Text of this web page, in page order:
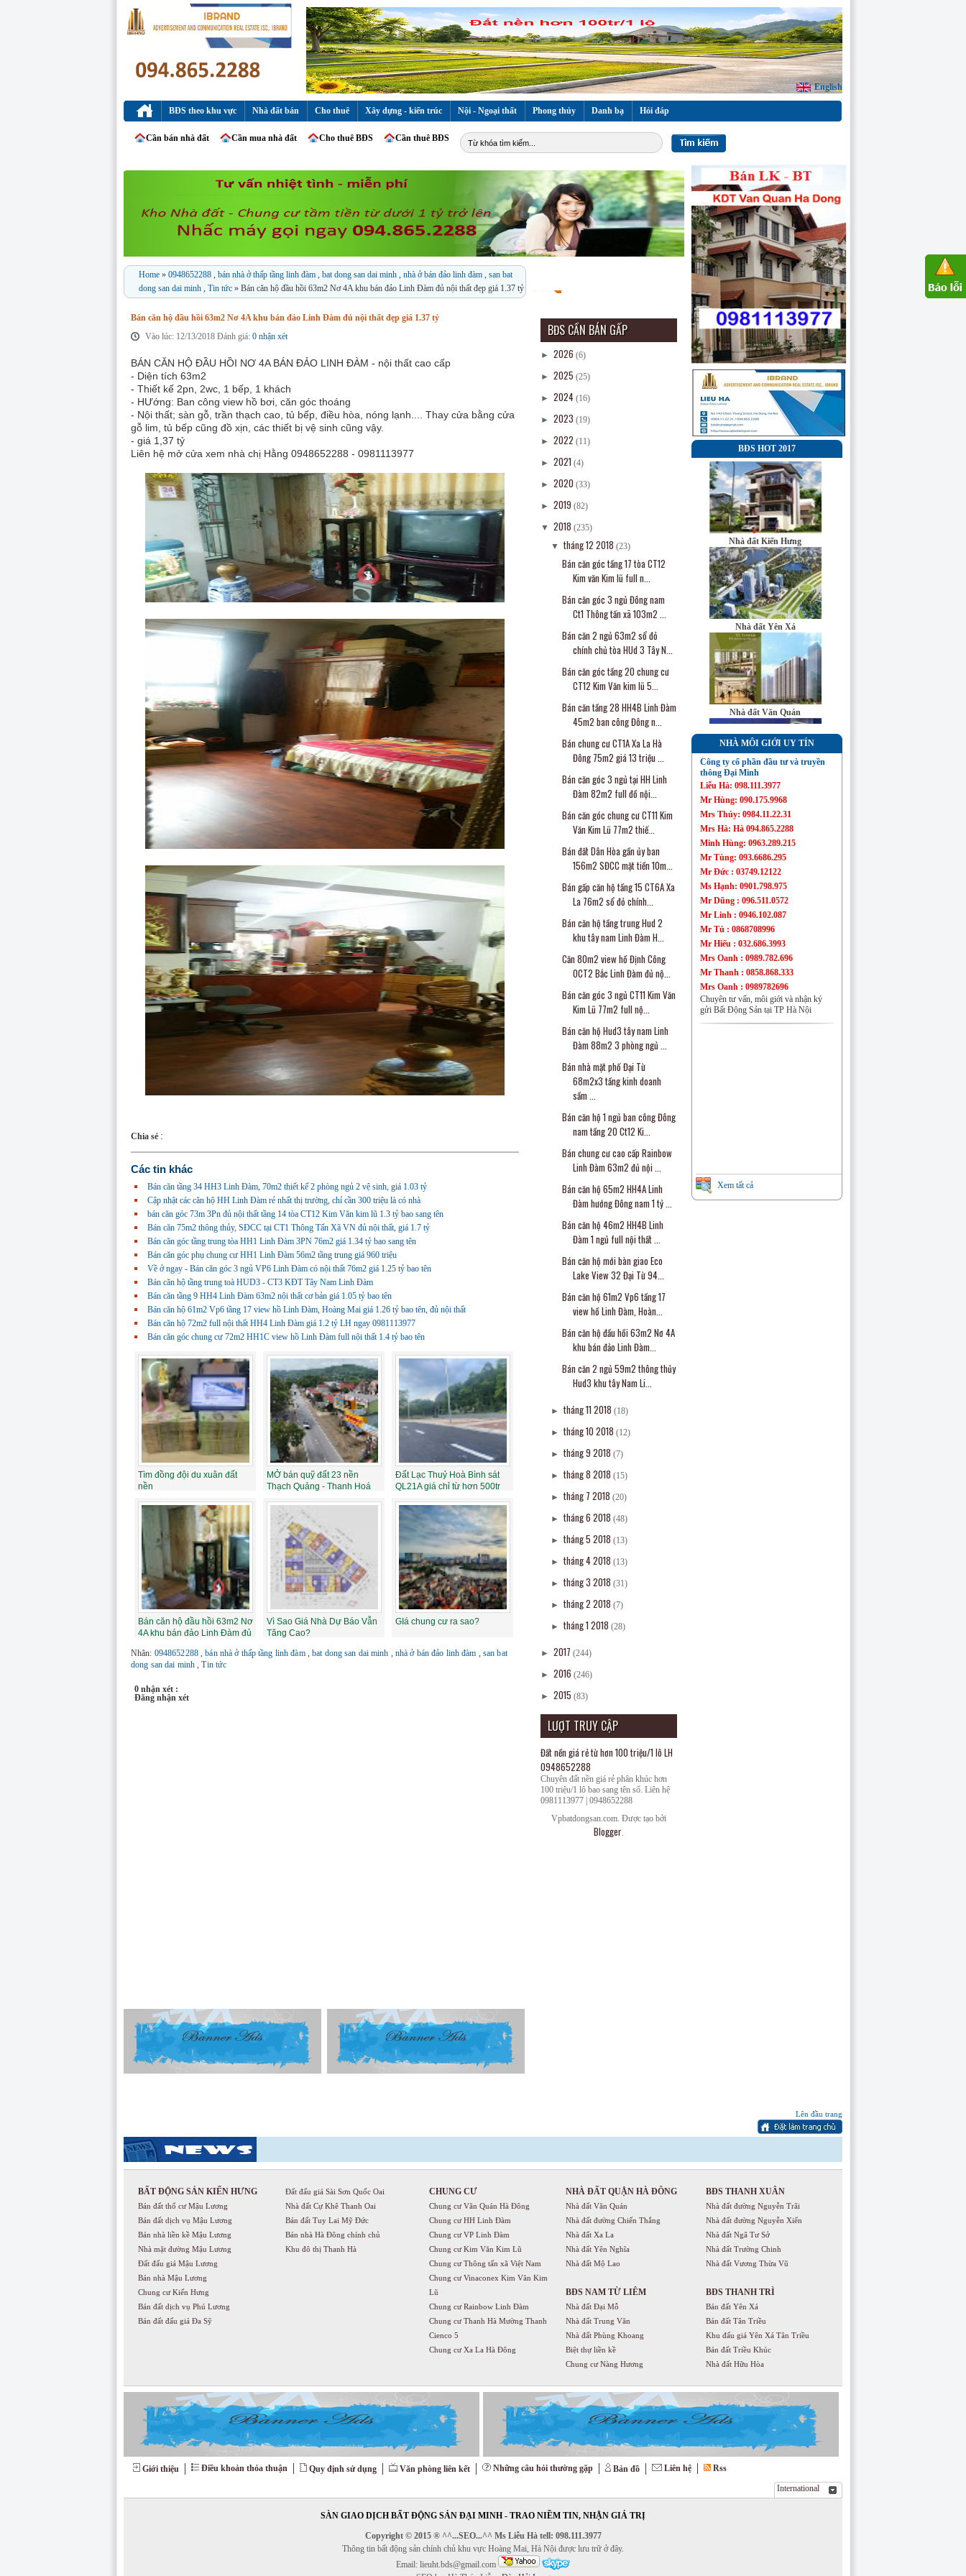
English
BĐS theo khu vực Nhà đất bán Cho thuê Xây dựng - kiến trúc Nội - Ngoại thất Phong thủy Danh bạ Hỏi đáp
Cần bán nhà đất Cần mua nhà đất Cho thuê BĐS Cần thuê BĐS
Home » 0948652288 , bán nhà ở thấp tầng linh đàm , bat dong san dai minh , nhà ở bán đảo linh đàm , san bat
dong san dai minh , Tin tức » Bán căn hộ đầu hồi 63m2 Nơ 4A khu bán đảo Linh Đàm đủ nội thất đẹp giá 1.37 tỷ
Bán căn hộ đầu hồi 63m2 Nơ 4A khu bán đảo Linh Đàm đủ nội thất đẹp giá 1.37 tỷ
Vào lúc: 12/13/2018 Đánh giá: 0 nhận xét
BÁN CĂN HỘ ĐẦU HỒI NƠ 4A BÁN ĐẢO LINH ĐÀM - nội thất cao cấp
- Diện tích 63m2
- Thiết kế 2pn, 2wc, 1 bếp, 1 khách
- HƯớng: Ban công view hồ bơi, căn góc thoáng
- Nội thất; sàn gỗ, trần thạch cao, tủ bếp, điều hòa, nóng lạnh.... Thay cửa bằng cửa
gỗ lim, tủ bếp cũng đồ xịn, các thiết bị vệ sinh cũng vậy.
- giá 1,37 tỷ
Liên hệ mở cửa xem nhà chị Hằng 0948652288 - 0981113977
Chia sẻ :
Các tin khác
Bán căn tầng 34 HH3 Linh Đàm, 70m2 thiết kế 2 phòng ngủ 2 vệ sinh, giá 1.03 tỷ
Cập nhật các căn hộ HH Linh Đàm rẻ nhất thị trường, chỉ cần 300 triệu là có nhà
bán căn góc 73m 3Pn đủ nội thất tầng 14 tòa CT12 Kim Văn kim lũ 1.3 tỷ bao sang tên
Bán căn 75m2 thông thủy, SĐCC tại CT1 Thông Tấn Xã VN đủ nội thất, giá 1.7 tỷ
Bán căn góc tầng trung tòa HH1 Linh Đàm 3PN 76m2 giá 1.34 tỷ bao sang tên
Bán căn góc phụ chung cư HH1 Linh Đàm 56m2 tầng trung giá 960 triệu
Về ở ngay - Bán căn góc 3 ngủ VP6 Linh Đàm có nội thất 76m2 giá 1.25 tỷ bao tên
Bán căn hộ tầng trung toà HUD3 - CT3 KĐT Tây Nam Linh Đàm
Bán căn tầng 9 HH4 Linh Đàm 63m2 nội thất cơ bản giá 1.05 tỷ bao tên
Bán căn hộ 61m2 Vp6 tầng 17 view hồ Linh Đàm, Hoàng Mai giá 1.26 tỷ bao tên, đủ nội thất
Bán căn hộ 72m2 full nội thất HH4 Linh Đàm giá 1.2 tỷ LH ngay 0981113977
Bán căn góc chung cư 72m2 HH1C view hồ Linh Đàm full nội thất 1.4 tỷ bao tên
Tìm đồng đội du xuân đất
nền
MỞ bán quỹ đất 23 nền
Thạch Quảng - Thanh Hoá
Đất Lạc Thuỷ Hoà Bình sát
QL21A giá chỉ từ hơn 500tr
Bán căn hộ đầu hồi 63m2 Nơ
4A khu bán đảo Linh Đàm đủ
Vì Sao Giá Nhà Dự Báo Vẫn
Tăng Cao?
GIá chung cư ra sao?
Nhãn: 0948652288,bán nhà ở thấp tầng linh đàm ,bat dong san dai minh , nhà ở bán đảo linh đàm , san bat
dong san dai minh,Tin tức
0 nhận xét :
Đăng nhận xét
BĐS CẦN BÁN GẤP
► 2026 (6)
► 2025 (25)
► 2024 (16)
► 2023 (19)
► 2022 (11)
► 2021 (4)
► 2020 (33)
► 2019 (82)
▼ 2018 (235)
▼tháng 12 2018(23)
Bán căn góc tầng 17 tòa CT12
Kim văn Kim lũ full n...
Bán căn góc 3 ngủ Đông nam
Ct1 Thông tấn xã 103m2 ...
Bán căn 2 ngủ 63m2 sổ đỏ
chính chủ tòa HUd 3 Tây N...
Bán căn góc tầng 20 chung cư
CT12 Kim Văn kim lũ 5...
Bán căn tầng 28 HH4B Linh Đàm
45m2 ban công Đông n...
Bán chung cư CT1A Xa La Hà
Đông 75m2 giá 13 triệu ...
Bán căn góc 3 ngủ tại HH Linh
Đàm 82m2 full đồ nội...
Bán căn góc chung cư CT11 Kim
Văn Kim Lũ 77m2 thiế...
Bán đất Dân Hòa gần ủy ban
156m2 SĐCC mặt tiền 10m...
Bán gấp căn hộ tầng 15 CT6A Xa
La 76m2 sổ đỏ chính...
Bán căn hộ tầng trung Hud 2
khu tây nam Linh Đàm H...
Căn 80m2 view hồ Định Công
OCT2 Bắc Linh Đàm đủ nộ...
Bán căn góc 3 ngủ CT11 Kim Văn
Kim Lũ 77m2 full nộ...
Bán căn hộ Hud3 tây nam Linh
Đàm 88m2 3 phòng ngủ ...
Bán nhà mặt phố Đại Từ
68m2x3 tầng kinh doanh
sầm ...
Bán căn hộ 1 ngủ ban công Đông
nam tầng 20 Ct12 Ki...
Bán chung cư cao cấp Rainbow
Linh Đàm 63m2 đủ nội ...
Bán căn hộ 65m2 HH4A Linh
Đàm hướng Đông nam 1 tỷ ...
Bán căn hộ 46m2 HH4B Linh
Đàm 1 ngủ full nội thất ...
Bán căn hộ mới bàn giao Eco
Lake View 32 Đại Từ 94...
Bán căn hộ 61m2 Vp6 tầng 17
view hồ Linh Đàm, Hoàn...
Bán căn hộ đầu hồi 63m2 Nơ 4A
khu bán đảo Linh Đàm...
Bán căn 2 ngủ 59m2 thông thủy
Hud3 khu tây Nam Li...
►tháng 11 2018(18)
►tháng 10 2018(12)
►tháng 9 2018(7)
►tháng 8 2018(15)
►tháng 7 2018(20)
►tháng 6 2018(48)
►tháng 5 2018(13)
►tháng 4 2018(13)
►tháng 3 2018(31)
►tháng 2 2018(7)
►tháng 1 2018(28)
► 2017 (244)
► 2016 (246)
► 2015 (83)
LƯỢT TRUY CẬP
Đất nền giá rẻ từ hơn 100 triệu/1 lô LH
0948652288
Chuyên đất nền giá rẻ phân khúc hơn
100 triệu/1 lô bao sang tên sổ. Liên hệ
0981113977 | 0948652288
Vpbatdongsan.com. Được tạo bởi
Blogger.
BĐS HOT 2017
Nhà đất Kiến Hưng
Nhà đất Yên Xá
Nhà đất Văn Quán
Nhà đất Mỗ Lao
Chung cư Linh Đàm
Nhà đất Đồng Mai
NHÀ MÔI GIỚI UY TÍN
Công ty cổ phần
đầu tư và truyền
thông Đại Minh
Sàn bất động sản
Đại Minh
Công ty cổ phần đầu tư và truyền
thông Đại Minh
Liễu Hà: 098.111.3977
Mr Hùng: 090.175.9968
Mrs Thúy: 0984.11.22.31
Mrs Hà: Hà 094.865.2288
Minh Hùng: 0963.289.215
Mr Tùng: 093.6686.295
Mr Đức : 03749.12122
Ms Hạnh: 0901.798.975
Mr Dũng : 096.511.0572
Mr Linh : 0946.102.087
Mr Tú : 0868708996
Mr Hiếu : 032.686.3993
Mrs Oanh : 0989.782.696
Mr Thanh : 0858.868.333
Mrs Oanh : 0989782696
Chuyên tư vấn, môi giới và nhận ký
gửi Bất Động Sản tại TP Hà Nội
Xem tất cả
Lên đầu trang
BẤT ĐỘNG SẢN KIẾN HƯNG
Bán đất thổ cư Mậu Lương
Bán đất dịch vụ Mậu Lương
Bán nhà liền kề Mậu Lương
Nhà mặt đường Mậu Lương
Đất đấu giá Mậu Lương
Bán nhà Mậu Lương
Chung cư Kiến Hưng
Bán đất dịch vụ Phú Lương
Bán đất đấu giá Đa Sỹ
Đất đấu giá Sài Sơn Quốc Oai
Nhà đất Cự Khê Thanh Oai
Bán đất Tuy Lai Mỹ Đức
Bán nhà Hà Đông chính chủ
Khu đô thị Thanh Hà
CHUNG CƯ
Chung cư Văn Quán Hà Đông
Chung cư HH Linh Đàm
Chung cư VP Linh Đàm
Chung cư Kim Văn Kim Lũ
Chung cư Thông tấn xã Việt Nam
Chung cư Vinaconex Kim Văn Kim
Lũ
Chung cư Rainbow Linh Đàm
Chung cư Thanh Hà Mường Thanh
Cienco 5
Chung cư Xa La Hà Đông
NHÀ ĐẤT QUẬN HÀ ĐÔNG
Nhà đất Văn Quán
Nhà đất đường Chiến Thắng
Nhà đất Xa La
Nhà đất Yên Nghĩa
Nhà đất Mộ Lao
BĐS NAM TỪ LIÊM
Nhà đất Đại Mỗ
Nhà đất Trung Văn
Nhà đất Phùng Khoang
Biệt thự liền kề
Chung cư Nàng Hương
BĐS THANH XUÂN
Nhà đất đường Nguyễn Trãi
Nhà đất đường Nguyễn Xiển
Nhà đất Ngã Tư Sở
Nhà đất Trường Chinh
Nhà đất Vương Thừa Vũ
BĐS THANH TRÌ
Bán đất Yên Xá
Bán đất Tân Triều
Khu đấu giá Yên Xá Tân Triều
Bán đất Triều Khúc
Nhà đất Hữu Hòa
Giới thiệu Điều khoản thỏa thuận Quy định sử dụng Văn phòng liên kết Những câu hỏi thường gặp Bản đồ Liên hệ
Rss
International
SÀN GIAO DỊCH BẤT ĐỘNG SẢN ĐẠI MINH - TRAO NIỀM TIN, NHẬN GIÁ TRỊ
Copyright © 2015 ® ^^...SEO...^^ Ms Liễu Hà tell: 098.111.3977
Thông tin bất động sản chính chủ khu vực Hoàng Mai, Hà Nội được lưu trữ ở đây.
Email: lieuht.bds@gmail.com